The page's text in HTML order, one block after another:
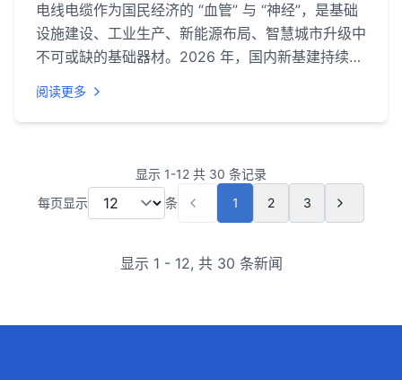
电线电缆作为国民经济的 “血管” 与 “神经”，是基础
设施建设、工业生产、新能源布局、智慧城市升级中
不可或缺的基础器材。2026 年，国内新基建持续推
造加速、建筑消防标准不断升级，直接带动控制电
缆、防火电缆、矿用电缆等特种线缆的需求持续增
展趋势，头部企业凭借技术研发、资质认证、产能配
套与本地化服务能力占据主流市场，中小厂家则逐步
向细分领域聚焦。对于工程方、物业、工矿企业、地
服务高效的厂家，既能保障项目安全合规，也能降低
阅读更多
显示 1-12 共 30 条记录
每页显示
条 1 2 3
显示 1 - 12, 共 30 条新闻